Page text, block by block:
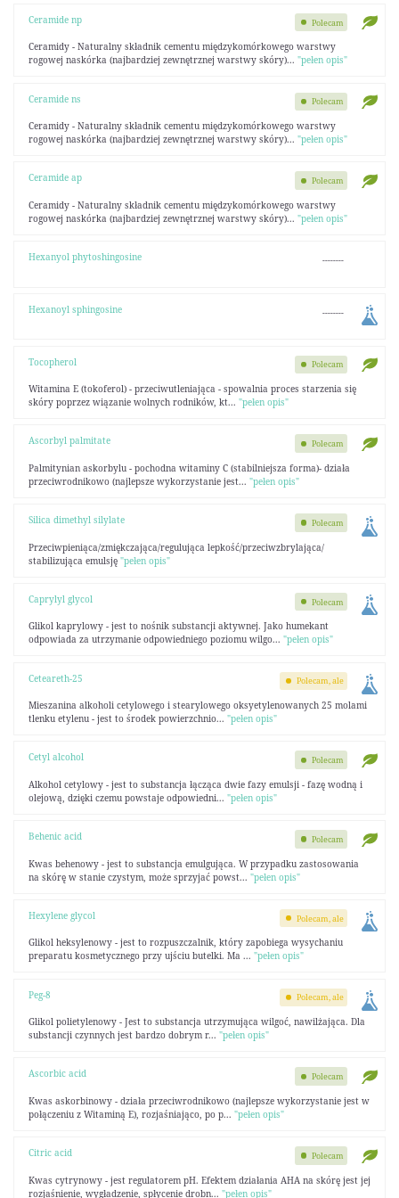
Ceramide np
Ceramidy - Naturalny składnik cementu międzykomórkowego warstwy
rogowej naskórka (najbardziej zewnętrznej warstwy skóry)... "pełen opis"
Polecam
Ceramide ns
Ceramidy - Naturalny składnik cementu międzykomórkowego warstwy
rogowej naskórka (najbardziej zewnętrznej warstwy skóry)... "pełen opis"
Polecam
Ceramide ap
Ceramidy - Naturalny składnik cementu międzykomórkowego warstwy
rogowej naskórka (najbardziej zewnętrznej warstwy skóry)... "pełen opis"
Polecam
Hexanyol phytoshingosine --------
Hexanoyl sphingosine --------
Tocopherol
Witamina E (tokoferol) - przeciwutleniająca - spowalnia proces starzenia się
skóry poprzez wiązanie wolnych rodników, kt... "pełen opis"
Polecam
Ascorbyl palmitate
Palmitynian askorbylu - pochodna witaminy C (stabilniejsza forma)- działa
przeciwrodnikowo (najlepsze wykorzystanie jest... "pełen opis"
Polecam
Silica dimethyl silylate
Przeciwpieniąca/zmiękczająca/regulująca lepkość/przeciwzbrylająca/
stabilizująca emulsję "pełen opis"
Polecam
Caprylyl glycol
Glikol kaprylowy - jest to nośnik substancji aktywnej. Jako humekant
odpowiada za utrzymanie odpowiedniego poziomu wilgo... "pełen opis"
Polecam
Ceteareth-25
Mieszanina alkoholi cetylowego i stearylowego oksyetylenowanych 25 molami
tlenku etylenu - jest to środek powierzchnio... "pełen opis"
Polecam, ale
Cetyl alcohol
Alkohol cetylowy - jest to substancja łącząca dwie fazy emulsji - fazę wodną i
olejową, dzięki czemu powstaje odpowiedni... "pełen opis"
Polecam
Behenic acid
Kwas behenowy - jest to substancja emulgująca. W przypadku zastosowania
na skórę w stanie czystym, może sprzyjać powst... "pełen opis"
Polecam
Hexylene glycol
Glikol heksylenowy - jest to rozpuszczalnik, który zapobiega wysychaniu
preparatu kosmetycznego przy ujściu butelki. Ma ... "pełen opis"
Polecam, ale
Peg-8
Glikol polietylenowy - Jest to substancja utrzymująca wilgoć, nawilżająca. Dla
substancji czynnych jest bardzo dobrym r... "pełen opis"
Polecam, ale
Ascorbic acid
Kwas askorbinowy - działa przeciwrodnikowo (najlepsze wykorzystanie jest w
połączeniu z Witaminą E), rozjaśniająco, po p... "pełen opis"
Polecam
Citric acid
Kwas cytrynowy - jest regulatorem pH. Efektem działania AHA na skórę jest jej
rozjaśnienie, wygładzenie, spłycenie drobn... "pełen opis"
Polecam